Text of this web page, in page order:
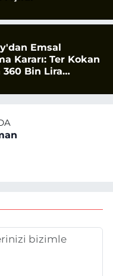
Emsal
Kararı: Ter Kokan
360 Bin Lira